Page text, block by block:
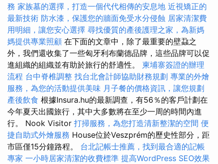
務 家族墓的選擇，打造一個代代相傳的安息地 近視矯正的
最新技術 防水漆，保護您的牆面免受水分侵蝕 居家清潔費
用明細，讓您安心選擇 尋找優質的產後護理之家，為新媽
媽提供專業照顧 在下面的文章中，除了最重要的壁蝨之
外，我們還收集了一些匈牙利布蘭德品牌，這些品牌可以促
進組織的組織並有助於旅行的舒適性。 柬埔寨簽證的辦理
流程 台中脊椎調整 找台北會計師協助財務規劃 專業的外燴
服務，為您的活動提供美味 月子餐的價格資訊，讓您規劃
產後飲食 根據Insura.hu的最新調查，有56％的客戶計劃在
今年夏天出國旅行，其中大多數將在至少一周的時間內進
行。 Nook Visitor 打掃服務，為您打造清新整潔的空間 便
捷自助式外燴服務 House位於Veszprém的歷史性部分，距
市區僅15分鐘路程。 台北記帳士推薦，找到最合適的記帳
專家 一小時居家清潔的收費標準 提高WordPress SEO效果